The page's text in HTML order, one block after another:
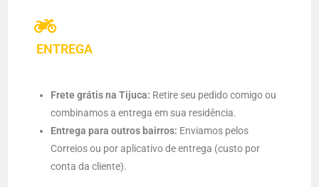
ENTREGA
Frete grátis na Tijuca: Retire seu pedido comigo ou
combinamos a entrega em sua residência.
Entrega para outros bairros: Enviamos pelos
Correios ou por aplicativo de entrega (custo por
conta da cliente).